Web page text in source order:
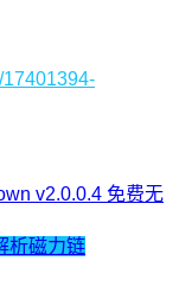
17401394-
v2.0.0.4 免费无
析磁力链